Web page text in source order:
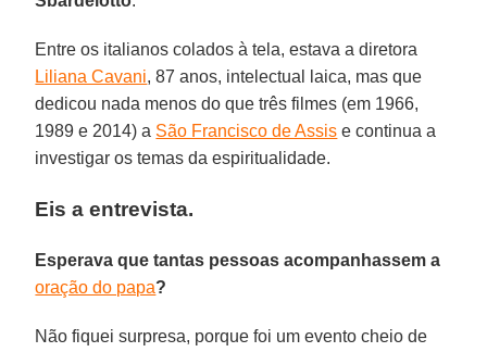
Entre os italianos colados à tela, estava a diretora
Liliana Cavani, 87 anos, intelectual laica, mas que
dedicou nada menos do que três filmes (em 1966,
1989 e 2014) a São Francisco de Assis e continua a
investigar os temas da espiritualidade.
Eis a entrevista.
Esperava que tantas pessoas acompanhassem a
oração do papa?
Não fiquei surpresa, porque foi um evento cheio de